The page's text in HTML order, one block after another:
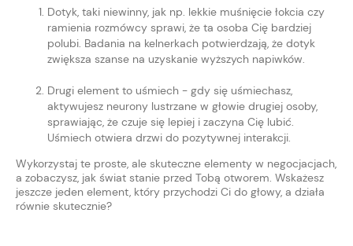
Dotyk, taki niewinny, jak np. lekkie muśnięcie łokcia czy
ramienia rozmówcy sprawi, że ta osoba Cię bardziej
polubi. Badania na kelnerkach potwierdzają, że dotyk
zwiększa szanse na uzyskanie wyższych napiwków.
Drugi element to uśmiech - gdy się uśmiechasz,
aktywujesz neurony lustrzane w głowie drugiej osoby,
sprawiając, że czuje się lepiej i zaczyna Cię lubić.
Uśmiech otwiera drzwi do pozytywnej interakcji.
Wykorzystaj te proste, ale skuteczne elementy w negocjacjach,
a zobaczysz, jak świat stanie przed Tobą otworem. Wskażesz
jeszcze jeden element, który przychodzi Ci do głowy, a działa
równie skutecznie?